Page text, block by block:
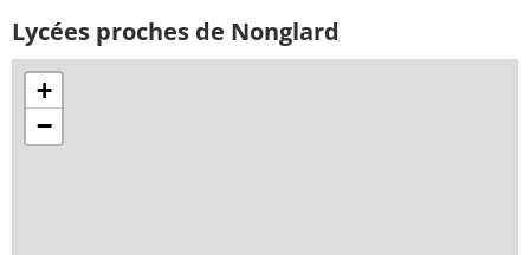
Lycées proches de Nonglard
+
−